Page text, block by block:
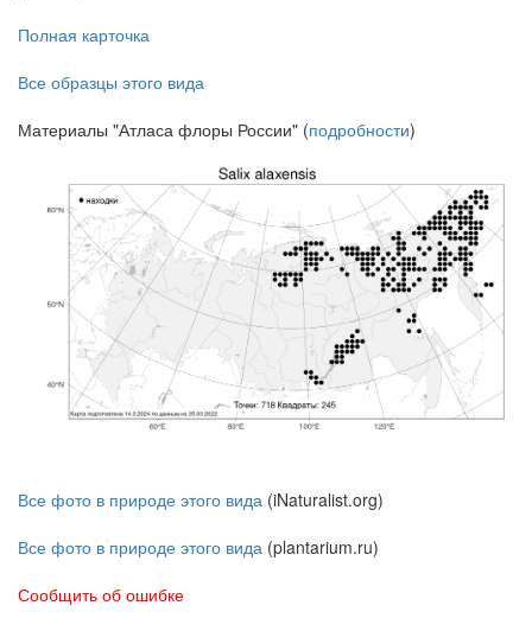
Полная карточка
Все образцы этого вида
Материалы "Атласа флоры России" (подробности)
Все фото в природе этого вида (iNaturalist.org)
Все фото в природе этого вида (plantarium.ru)
Сообщить об ошибке